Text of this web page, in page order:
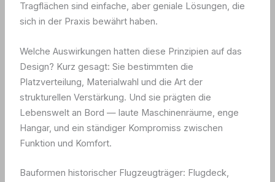
Tragflächen sind einfache, aber geniale Lösungen, die
sich in der Praxis bewährt haben.
Welche Auswirkungen hatten diese Prinzipien auf das
Design? Kurz gesagt: Sie bestimmten die
Platzverteilung, Materialwahl und die Art der
strukturellen Verstärkung. Und sie prägten die
Lebenswelt an Bord — laute Maschinenräume, enge
Hangar, und ein ständiger Kompromiss zwischen
Funktion und Komfort.
Bauformen historischer Flugzeugträger: Flugdeck,